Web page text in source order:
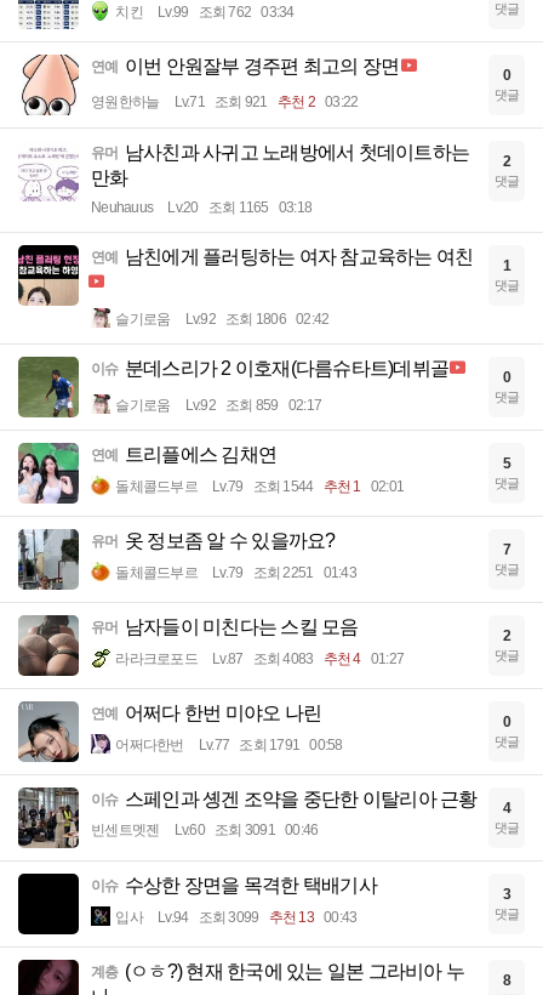
치킨 Lv.99 조회 762 03:34 댓글
연예 이번 안원잘부 경주편 최고의 장면
영원한하늘 Lv.71 조회 921 추천 2 03:22
0
댓글
유머 남사친과 사귀고 노래방에서 첫데이트하는
만화
Neuhauus Lv.20 조회 1165 03:18
2
댓글
연예 남친에게 플러팅하는 여자 참교육하는 여친
슬기로움 Lv.92 조회 1806 02:42
1
댓글
이슈 분데스리가 2 이호재(다름슈타트)데뷔골
슬기로움 Lv.92 조회 859 02:17
0
댓글
연예 트리플에스 김채연
돌체콜드부르 Lv.79 조회 1544 추천 1 02:01
5
댓글
유머 옷 정보좀 알 수 있을까요?
돌체콜드부르 Lv.79 조회 2251 01:43
7
댓글
유머 남자들이 미친다는 스킬 모음
라라크로포드 Lv.87 조회 4083 추천 4 01:27
2
댓글
연예 어쩌다 한번 미야오 나린
어쩌다한번 Lv.77 조회 1791 00:58
0
댓글
이슈 스페인과 솅겐 조약을 중단한 이탈리아 근황
빈센트멧젠 Lv.60 조회 3091 00:46
4
댓글
이슈 수상한 장면을 목격한 택배기사
입사 Lv.94 조회 3099 추천 13 00:43
3
댓글
계층 (ㅇㅎ?) 현재 한국에 있는 일본 그라비아 누
8